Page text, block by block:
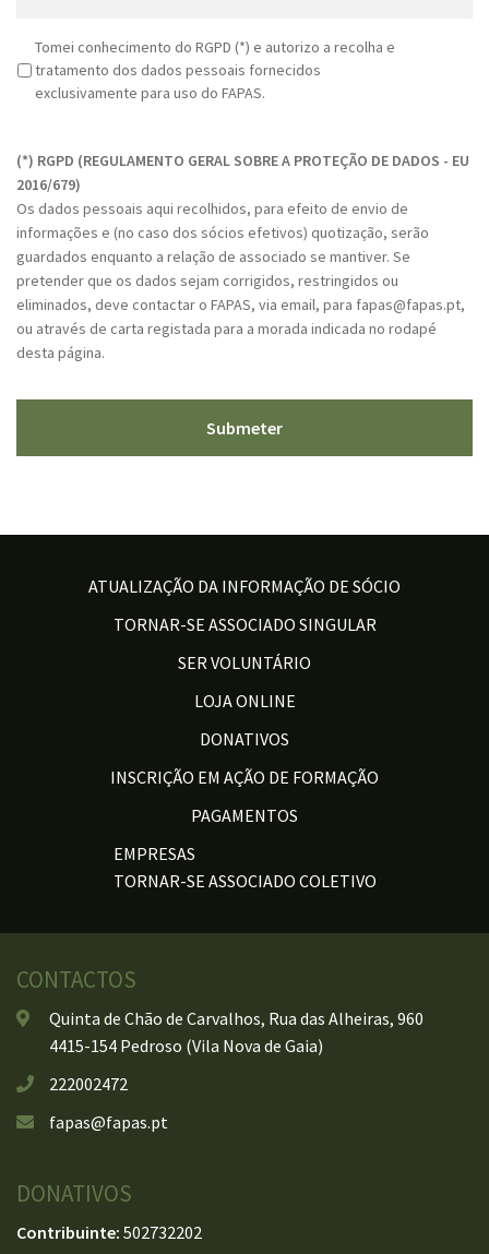
G
Tomei conhecimento do RGPD (*) e autorizo a recolha e
tratamento dos dados pessoais fornecidos
exclusivamente para uso do FAPAS.
A
P
C
H
A
(*) RGPD (REGULAMENTO GERAL SOBRE A PROTEÇÃO DE DADOS - EU
2016/679)
Os dados pessoais aqui recolhidos, para efeito de envio de
informações e (no caso dos sócios efetivos) quotização, serão
guardados enquanto a relação de associado se mantiver. Se
pretender que os dados sejam corrigidos, restringidos ou
eliminados, deve contactar o FAPAS, via email, para fapas@fapas.pt,
ou através de carta registada para a morada indicada no rodapé
desta página.
ATUALIZAÇÃO DA INFORMAÇÃO DE SÓCIO
TORNAR-SE ASSOCIADO SINGULAR
SER VOLUNTÁRIO
LOJA ONLINE
DONATIVOS
INSCRIÇÃO EM AÇÃO DE FORMAÇÃO
PAGAMENTOS
EMPRESAS
TORNAR-SE ASSOCIADO COLETIVO
CONTACTOS
Quinta de Chão de Carvalhos, Rua das Alheiras, 960
4415-154 Pedroso (Vila Nova de Gaia)
222002472
fapas@fapas.pt
DONATIVOS
Contribuinte: 502732202